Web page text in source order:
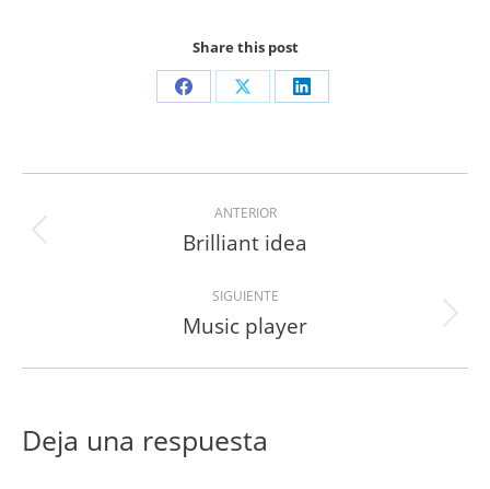
Share this post
Share
Facebook
Share
X
Share
LinkedIn
Navegación
entre
ANTERIOR
Proyecto
Brilliant idea
SIGUIENTE
Proyecto
Music player
Deja una respuesta